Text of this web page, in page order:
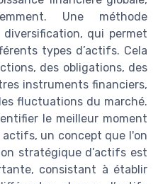
Une méthode
qui permet
types d’actifs. Cela
des obligations, des
instruments financiers,
fluctuations du marché.
le meilleur moment
un concept que l'on
stratégique d’actifs est
consistant à établir